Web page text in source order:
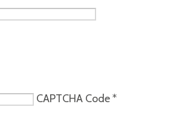
CAPTCHA Code*